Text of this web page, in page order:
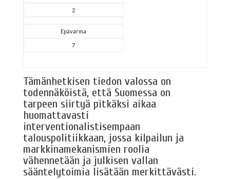
2
Epävarma
7
Tämänhetkisen tiedon valossa on
todennäköistä, että Suomessa on
tarpeen siirtyä pitkäksi aikaa
huomattavasti
interventionalistisempaan
talouspolitiikkaan, jossa kilpailun ja
markkinamekanismien roolia
vähennetään ja julkisen vallan
sääntelytoimia lisätään merkittävästi.